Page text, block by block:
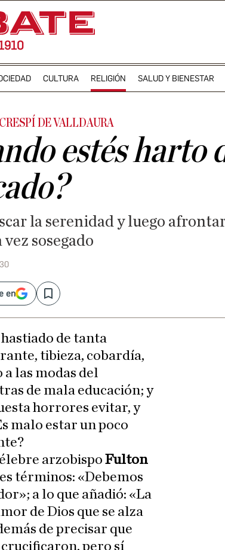
CULTURA RELIGIÓN SALUD Y BIENESTAR
DE VALLDAURA
estés harto
la serenidad y luego
sosegado
en Save
de tanta
tibieza, cobardía,
las modas del
de mala educación; y
horrores evitar, y
malo estar un poco
arzobispo Fulton
términos: «Debemos
a lo que añadió: «La
de Dios que se alza
de precisar que
pero sí